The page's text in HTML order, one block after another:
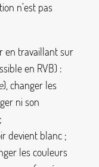
n’est pas
en travaillant sur
en RVB) :
), changer les
ni son
;
devient blanc ;
les couleurs